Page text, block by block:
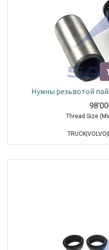
Нумны резьвотой
Thread Size